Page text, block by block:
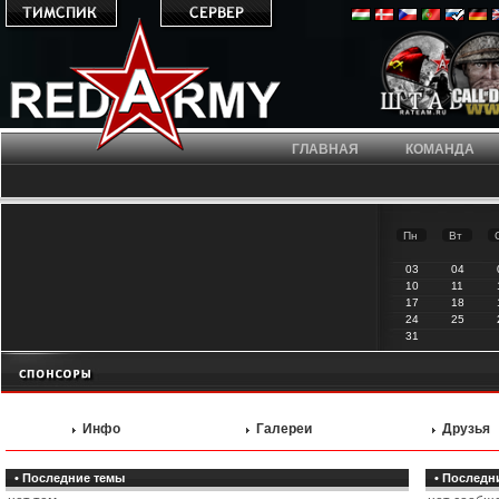
ГЛАВНАЯ КОМАНДА
Пн Вт
03 04
10
11
17
18
24
25
31
Инфо Галереи Друзья
• Последние темы •